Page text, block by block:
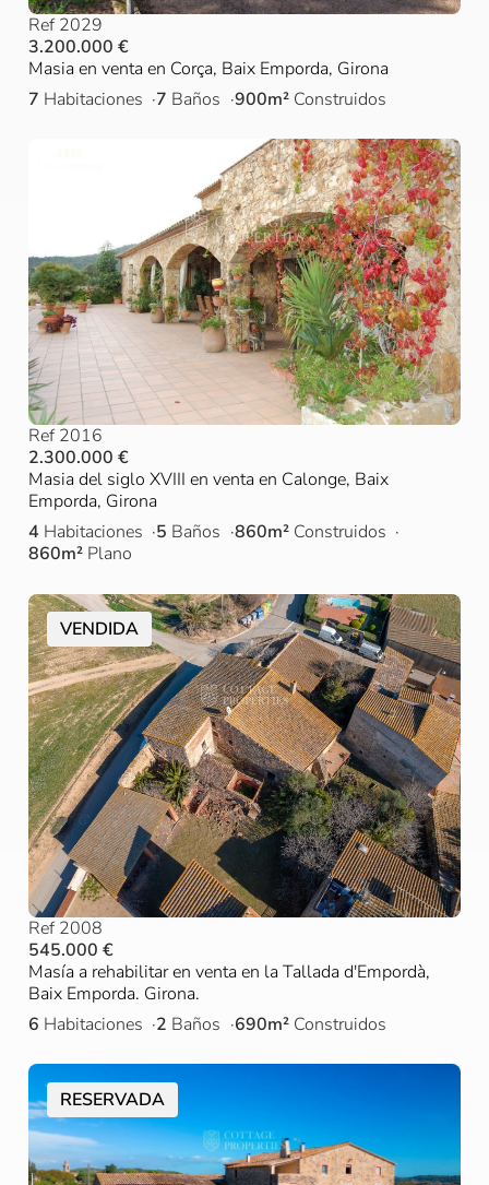
Ref 2029
3.200.000 €
Masia en venta en Corça, Baix Emporda, Girona
7 Habitaciones 7 Baños 900m² Construidos
Ref 2016
2.300.000 €
Masia del siglo XVIII en venta en Calonge, Baix
Emporda, Girona
4 Habitaciones 5 Baños 860m² Construidos
860m² Plano
VENDIDA
Ref 2008
545.000 €
Masía a rehabilitar en venta en la Tallada d'Empordà,
Baix Emporda. Girona.
6 Habitaciones 2 Baños 690m² Construidos
RESERVADA